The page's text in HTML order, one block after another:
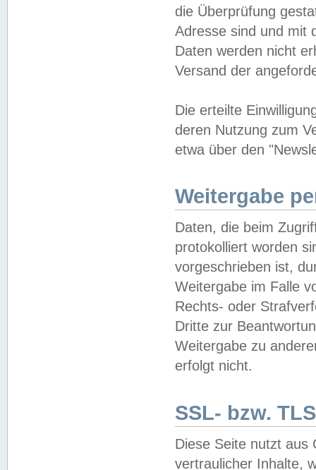
die Überprüfung
Adresse sind und mit
Daten werden nicht
Versand der
Die erteilte
deren Nutzung zum
etwa über den
Weitergabe
Daten, die beim
protokolliert worden
vorgeschrieben ist,
Weitergabe im Falle
Rechts- oder
Dritte zur
Weitergabe zu
erfolgt nicht.
SSL- bzw.
Diese Seite nutzt aus
vertraulicher Inhalte,